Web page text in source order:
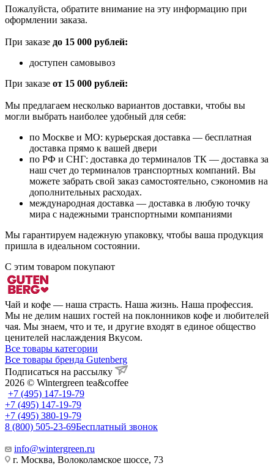
Пожалуйста, обратите внимание на эту информацию при
оформлении заказа.
При заказе до 15 000 рублей:
доступен самовывоз
При заказе от 15 000 рублей:
Мы предлагаем несколько вариантов доставки, чтобы вы
могли выбрать наиболее удобный для себя:
по Москве и МО: курьерская доставка — бесплатная
доставка прямо к вашей двери
по РФ и СНГ: доставка до терминалов ТК — доставка за
наш счет до терминалов транспортных компаний. Вы
можете забрать свой заказ самостоятельно, сэкономив на
дополнительных расходах.
международная доставка — доставка в любую точку
мира с надежными транспортными компаниями
Мы гарантируем надежную упаковку, чтобы ваша продукция
пришла в идеальном состоянии.
С этим товаром покупают
Чай и кофе — наша страсть. Наша жизнь. Наша профессия.
Мы не делим наших гостей на поклонников кофе и любителей
чая. Мы знаем, что и те, и другие входят в единое общество
ценителей наслаждения Вкусом.
Все товары категории
Все товары бренда Gutenberg
Подписаться на рассылку
2026 © Wintergreen tea&coffee
+7 (495) 147-19-79
+7 (495) 147-19-79
+7 (495) 380-19-79
8 (800) 505-23-69Бесплатный звонок
info@wintergreen.ru
г. Москва, Волоколамское шоссе, 73